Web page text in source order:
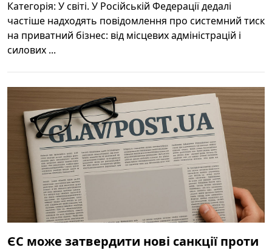
Категорія: У світі. У Російській Федерації дедалі
частіше надходять повідомлення про системний тиск
на приватний бізнес: від місцевих адміністрацій і
силових ...
ЄС може затвердити нові санкції проти